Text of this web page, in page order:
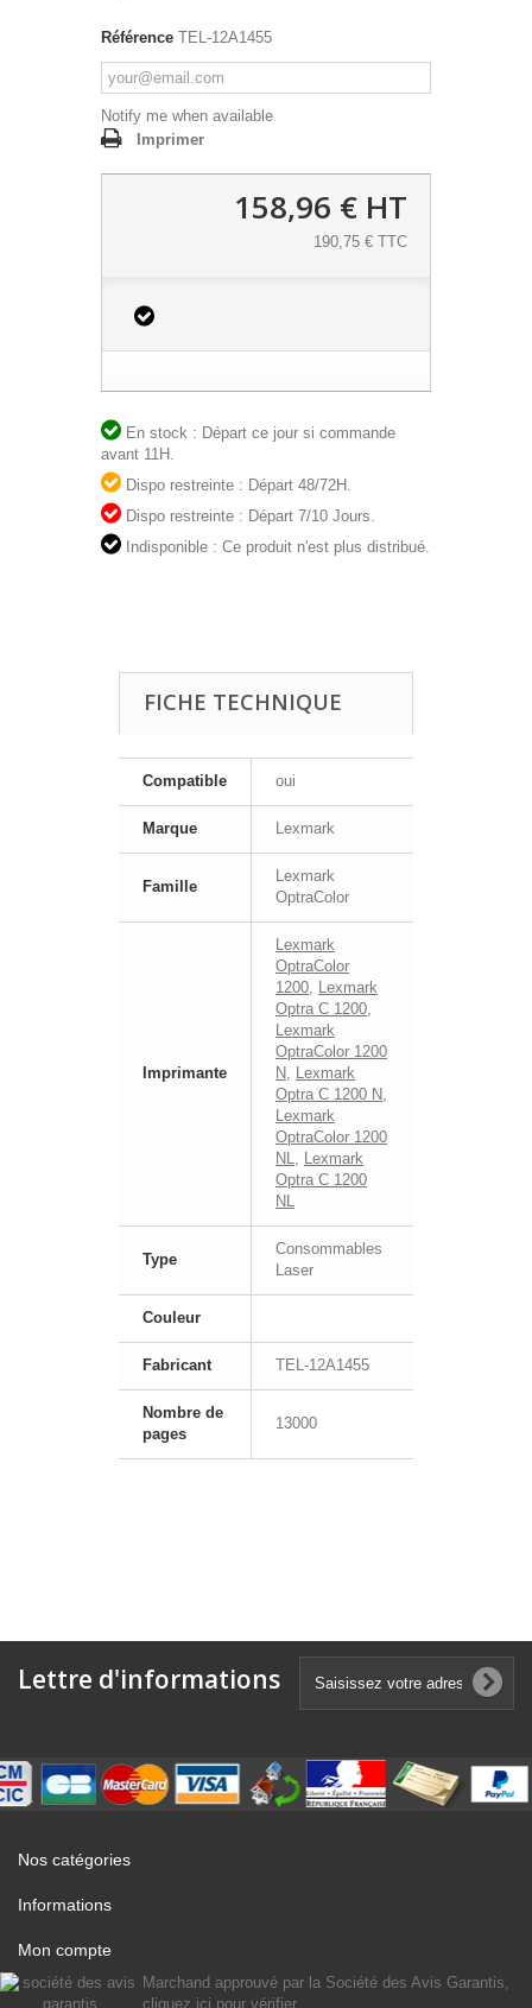
Référence TEL-12A1455
Notify me when available
Imprimer
158,96 € HT
190,75 € TTC
En stock : Départ ce jour si commande
avant 11H.
Dispo restreinte : Départ 48/72H.
Dispo restreinte : Départ 7/10 Jours.
Indisponible : Ce produit n'est plus distribué.
FICHE TECHNIQUE
Compatible oui
Marque Lexmark
Famille
Lexmark
OptraColor
Imprimante
Lexmark
OptraColor
1200, Lexmark
Optra C 1200,
Lexmark
OptraColor 1200
N, Lexmark
Optra C 1200 N,
Lexmark
OptraColor 1200
NL, Lexmark
Optra C 1200
NL
Type
Consommables
Laser
Couleur
Fabricant TEL-12A1455
Nombre de
pages
13000
Lettre d'informations
Nos catégories
Informations
Mon compte
Marchand approuvé par la Société des Avis Garantis,